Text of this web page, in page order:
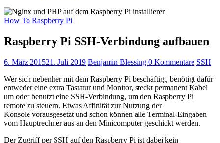
How To Raspberry Pi
Raspberry Pi SSH-Verbindung aufbauen
6. März 201521. Juli 2019 Benjamin Blessing 0 Kommentare SSH
Wer sich nebenher mit dem Raspberry Pi beschäftigt, benötigt dafür
entweder eine extra Tastatur und Monitor, steckt permanent Kabel
um oder benutzt eine SSH-Verbindung, um den Raspberry Pi
remote zu steuern. Etwas Affinität zur Nutzung der
Konsole vorausgesetzt und schon können alle Terminal-Eingaben
vom Hauptrechner aus an den Minicomputer geschickt werden.
Der Zugriff per SSH auf den Raspberry Pi ist dabei kein